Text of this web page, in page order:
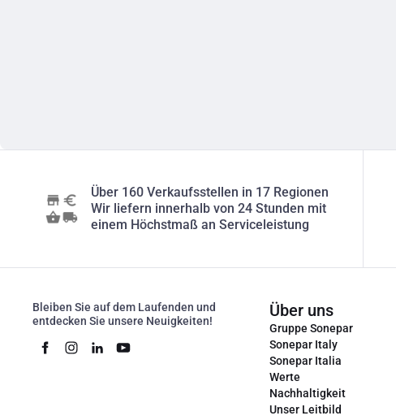
Über 160 Verkaufsstellen in 17 Regionen
Wir liefern innerhalb von 24 Stunden mit
einem Höchstmaß an Serviceleistung
Bleiben Sie auf dem Laufenden und
entdecken Sie unsere Neuigkeiten!
Über uns
Gruppe Sonepar
Sonepar Italy
Sonepar Italia
Werte
Nachhaltigkeit
Unser Leitbild